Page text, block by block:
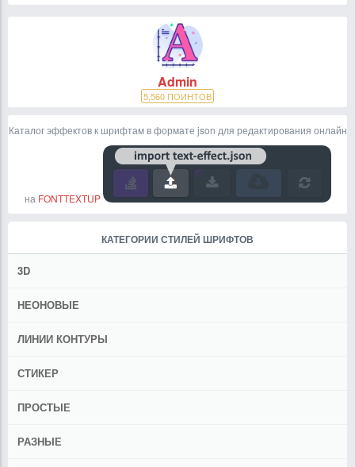
Admin
5,560 ПОИНТОВ
Каталог эффектов к шрифтам в формате json для редактирования онлайн
на FONTTEXTUP
КАТЕГОРИИ СТИЛЕЙ ШРИФТОВ
3D
НЕОНОВЫЕ
ЛИНИИ КОНТУРЫ
СТИКЕР
ПРОСТЫЕ
РАЗНЫЕ